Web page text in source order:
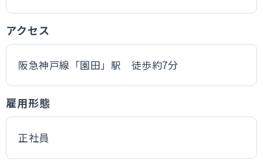
アクセス
阪急神戸線「園田」駅 徒歩約7分
雇用形態
正社員